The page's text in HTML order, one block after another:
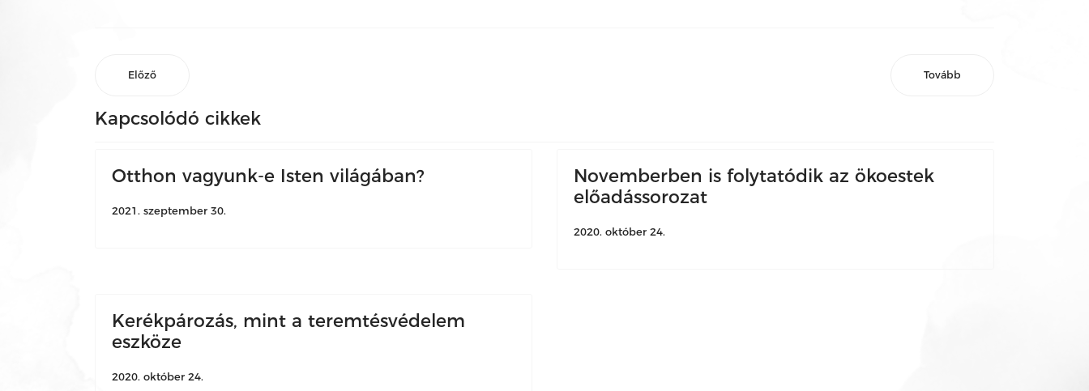
Előző Tovább
Kapcsolódó cikkek
Otthon vagyunk-e Isten világában?
2021. szeptember 30.
Novemberben is folytatódik az ökoestek
előadássorozat
2020. október 24.
Kerékpározás, mint a teremtésvédelem
eszköze
2020. október 24.